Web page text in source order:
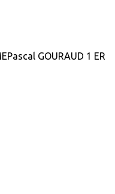
GOURAUD 1 ER